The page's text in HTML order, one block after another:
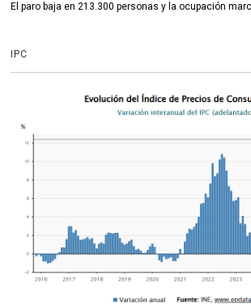
El paro baja en 213.300 personas y la ocupación
IPC